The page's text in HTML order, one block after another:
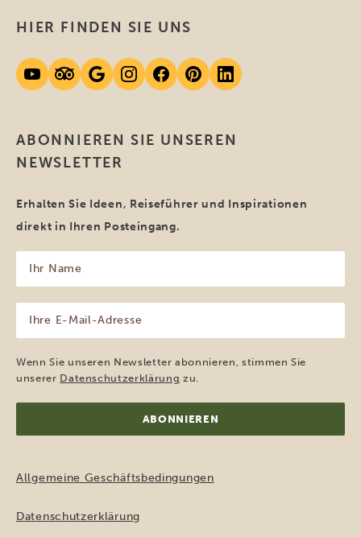
ABONNIEREN SIE UNSEREN
NEWSLETTER
Erhalten Sie Ideen, Reiseführer und Inspirationen
direkt in Ihren Posteingang.
Name
(erforderlich)
Mail-
Adresse
(erforderlich)
Wenn Sie unseren Newsletter abonnieren, stimmen Sie
unserer Datenschutzerklärung zu.
HIER FINDEN SIE UNS
Allgemeine Geschäftsbedingungen
Datenschutzerklärung